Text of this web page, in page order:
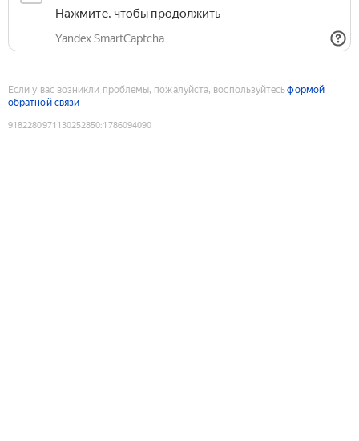
Нажмите, чтобы продолжить
Yandex SmartCaptcha
Если у вас возникли проблемы, пожалуйста, воспользуйтесьформой
обратной связи
9182280971130252850:1786094090